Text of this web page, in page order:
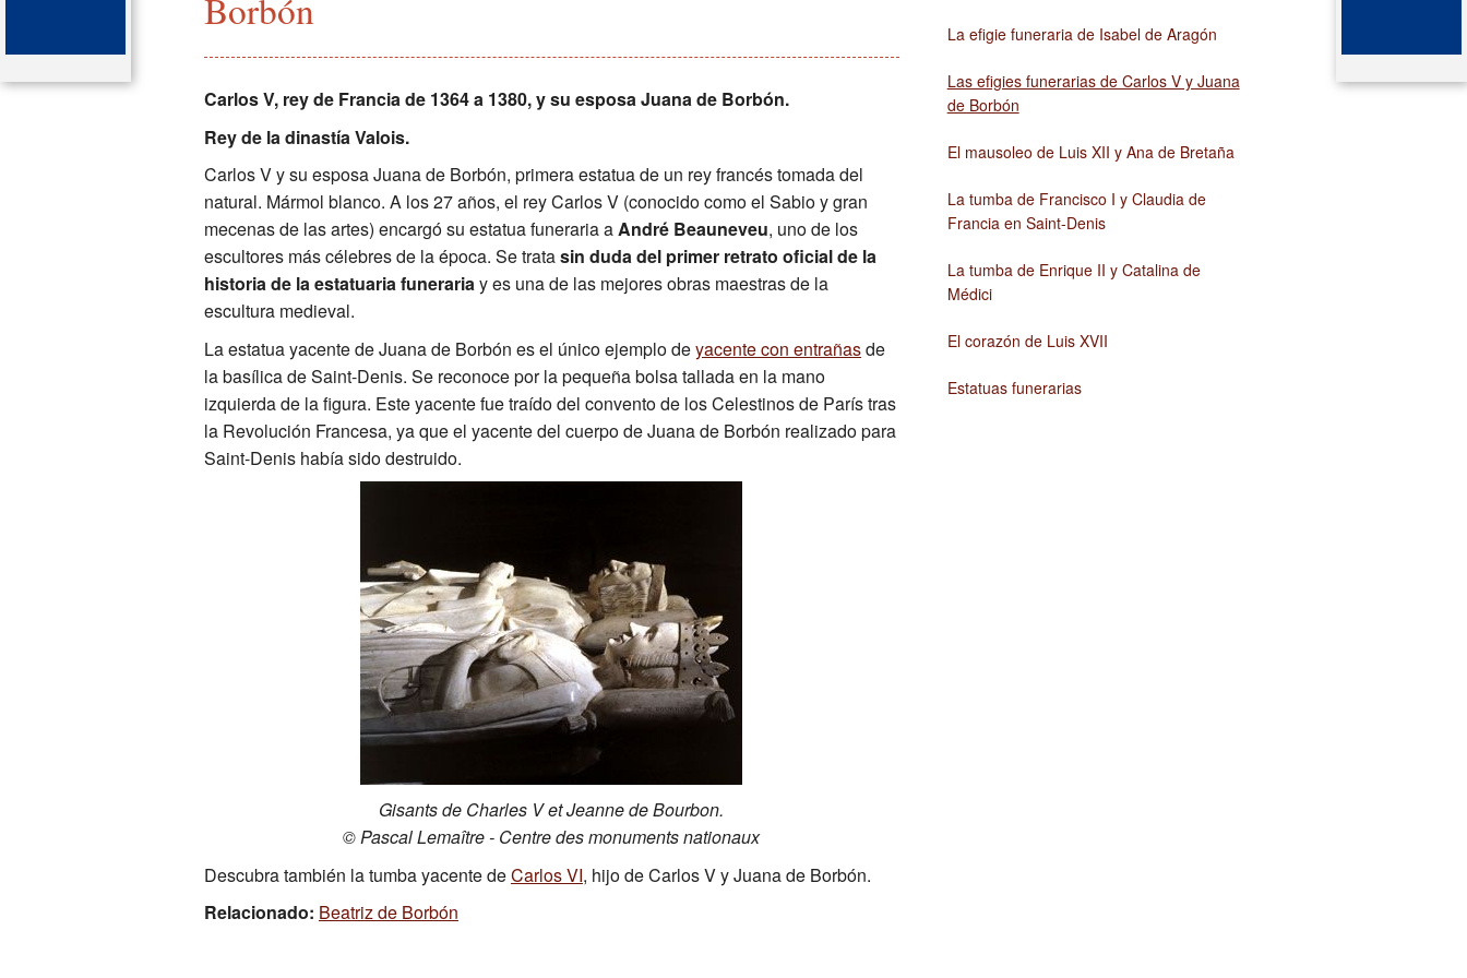
San Dionisio ( Saint Denis)
Mapa de las tumbas
El órgano de la catedral-basílica
Léxico de la basílica de Saint-Denis
Bibliografia
Actividades educativas
François Debret, el arquitecto atormentado
El papel de Napoleón Bonaparte
La tumba de Arégonde
Una necrópolis aristocrática merovingia
Rosetones del crucero gótico
Un claustro de abadía medieval
Borbón
Carlos V, rey de Francia de 1364 a 1380, y su esposa Juana de Borbón.
Rey de la dinastía Valois.
Carlos V y su esposa Juana de Borbón, primera estatua de un rey francés tomada del
natural. Mármol blanco. A los 27 años, el rey Carlos V (conocido como el Sabio y gran
mecenas de las artes) encargó su estatua funeraria aAndré Beauneveu, uno de los
escultores más célebres de la época. Se tratasin duda del primer retrato oficial de la
historia de la estatuaria funerariay es una de las mejores obras maestras de la
escultura medieval.
La estatua yacente de Juana de Borbón es el único ejemplo deyacente con entrañasde
la basílica de Saint-Denis. Se reconoce por la pequeña bolsa tallada en la mano
izquierda de la figura. Este yacente fue traído del convento de los Celestinos de París tras
la Revolución Francesa, ya que el yacente del cuerpo de Juana de Borbón realizado para
Saint-Denis había sido destruido.
Gisants de Charles V et Jeanne de Bourbon.
© Pascal Lemaître - Centre des monuments nationaux
Descubra también la tumba yacente deCarlos VI, hijo de Carlos V y Juana de Borbón.
Relacionado: Beatriz de Borbón
La efigie funeraria de Isabel de Aragón
Las efigies funerarias de Carlos V y Juana
de Borbón
El mausoleo de Luis XII y Ana de Bretaña
La tumba de Francisco I y Claudia de
Francia en Saint-Denis
La tumba de Enrique II y Catalina de
Médici
El corazón de Luis XVII
Estatuas funerarias